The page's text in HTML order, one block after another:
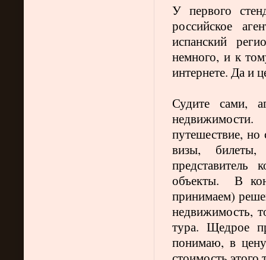
У первого
российское
испанский
немного, и к
интернете. Да и
Судите сами,
путешествие, но
визы,
представитель
объекты.
В
принимаем)
недвижимость,
тура. Щедрое
понимаю, в